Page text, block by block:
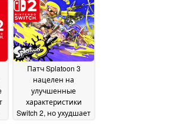
выпускает Keyview
13 Touch18 June 2025
Патч Splatoon 3
нацелен на
улучшенные
характеристики
Switch 2, но ухудшает